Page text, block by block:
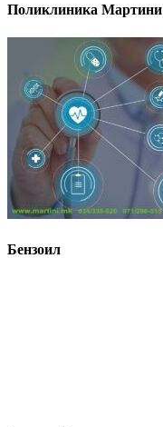
Поликлиника Мартини
Бензоил